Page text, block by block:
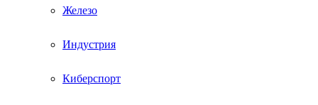
Железо
Индустрия
Киберспорт